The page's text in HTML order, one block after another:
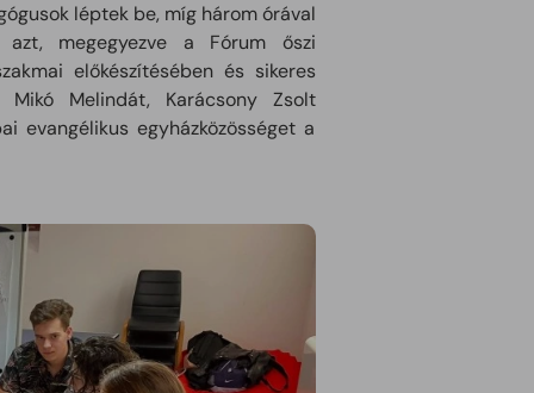
léptek be, míg három órával
megegyezve a Fórum őszi
előkészítésében és sikeres
Melindát, Karácsony Zsolt
evangélikus egyházközösséget a